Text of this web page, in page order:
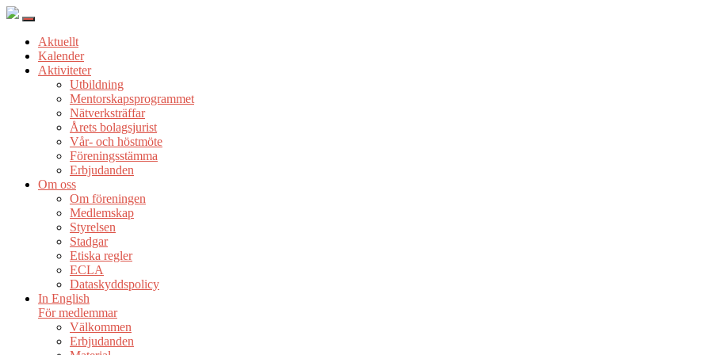
Aktuellt
Kalender
Aktiviteter
Utbildning
Mentorskapsprogrammet
Nätverksträffar
Årets bolagsjurist
Vår- och höstmöte
Föreningsstämma
Erbjudanden
Om oss
Om föreningen
Medlemskap
Styrelsen
Stadgar
Etiska regler
ECLA
Dataskyddspolicy
In English
För medlemmar
Välkommen
Erbjudanden